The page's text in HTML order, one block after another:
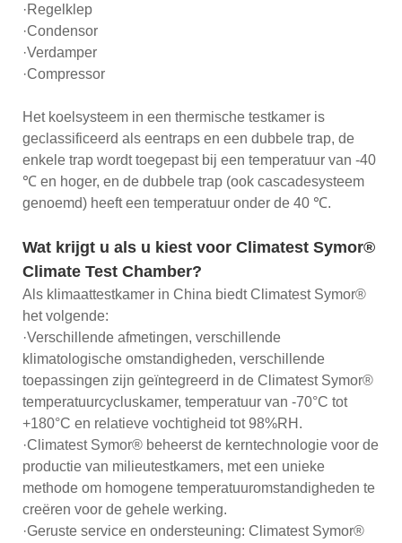
·Regelklep
·Condensor
·Verdamper
·Compressor
Het koelsysteem in een thermische testkamer is
geclassificeerd als eentraps en een dubbele trap, de
enkele trap wordt toegepast bij een temperatuur van -40
℃ en hoger, en de dubbele trap (ook cascadesysteem
genoemd) heeft een temperatuur onder de 40 ℃.
Wat krijgt u als u kiest voor Climatest Symor®
Climate Test Chamber?
Als klimaattestkamer in China biedt Climatest Symor®
het volgende:
·Verschillende afmetingen, verschillende
klimatologische omstandigheden, verschillende
toepassingen zijn geïntegreerd in de Climatest Symor®
temperatuurcycluskamer, temperatuur van -70°C tot
+180°C en relatieve vochtigheid tot 98%RH.
·Climatest Symor® beheerst de kerntechnologie voor de
productie van milieutestkamers, met een unieke
methode om homogene temperatuuromstandigheden te
creëren voor de gehele werking.
·Geruste service en ondersteuning: Climatest Symor®